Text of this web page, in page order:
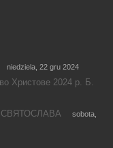
niedziela, 22 gru 2024
Христове 2024 р. Б.
sobota,